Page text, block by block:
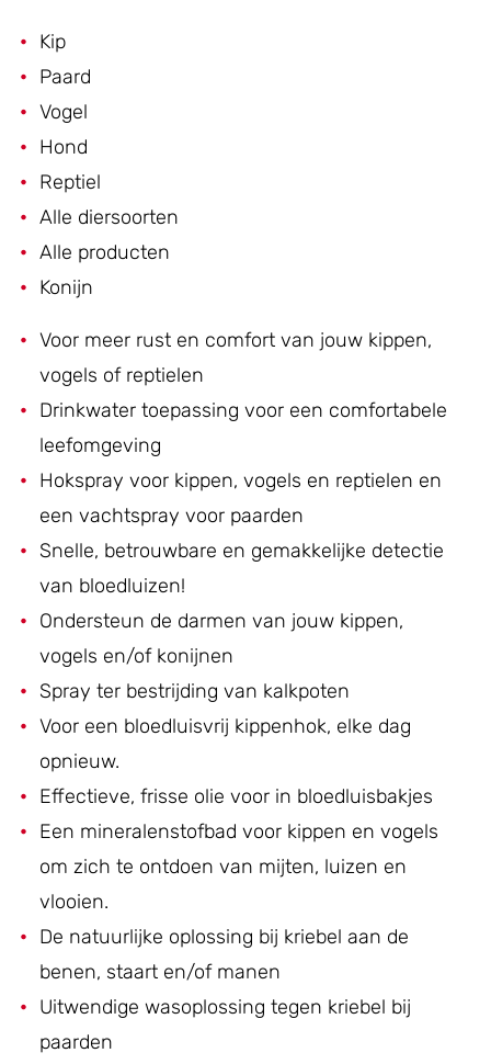
Kip
Paard
Vogel
Hond
Reptiel
Alle diersoorten
Alle producten
Konijn
Voor meer rust en comfort van jouw kippen,
vogels of reptielen
Drinkwater toepassing voor een comfortabele
leefomgeving
Hokspray voor kippen, vogels en reptielen en
een vachtspray voor paarden
Snelle, betrouwbare en gemakkelijke detectie
van bloedluizen!
Ondersteun de darmen van jouw kippen,
vogels en/of konijnen
Spray ter bestrijding van kalkpoten
Voor een bloedluisvrij kippenhok, elke dag
opnieuw.
Effectieve, frisse olie voor in bloedluisbakjes
Een mineralenstofbad voor kippen en vogels
om zich te ontdoen van mijten, luizen en
vlooien.
De natuurlijke oplossing bij kriebel aan de
benen, staart en/of manen
Uitwendige wasoplossing tegen kriebel bij
paarden